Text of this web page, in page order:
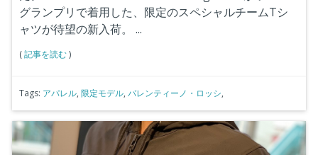
グランプリで着用した、限定のスペシャルチームTシ
ャツが待望の新入荷。
...
(記事を読む)
Tags: アパレル, 限定モデル, バレンティーノ・ロッシ,